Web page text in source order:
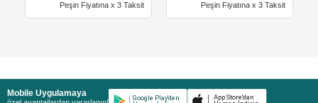
Peşin Fiyatına x 3 Taksit Peşin Fiyatına x 3 Taksit
Mobile Uygulamaya